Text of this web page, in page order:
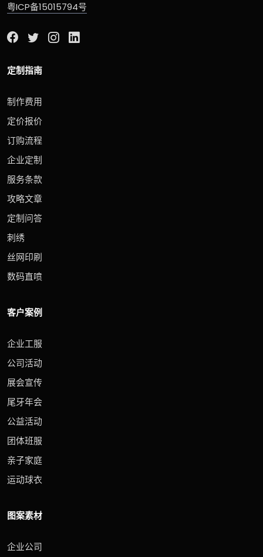
粤ICP备15015794号
定制指南
制作费用
定价报价
订购流程
企业定制
服务条款
攻略文章
定制问答
刺绣
丝网印刷
数码直喷
客户案例
企业工服
公司活动
展会宣传
尾牙年会
公益活动
团体班服
亲子家庭
运动球衣
图案素材
企业公司